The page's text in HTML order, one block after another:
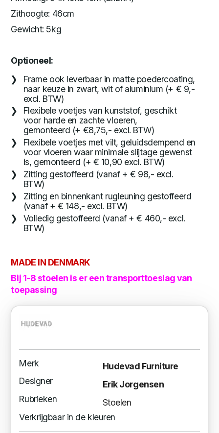
Zithoogte: 46cm
Gewicht: 5kg
Optioneel:
Frame ook leverbaar in matte poedercoating,
naar keuze in zwart, wit of aluminium (+ € 9,-
excl. BTW)
Flexibele voetjes van kunststof, geschikt
voor harde en zachte vloeren,
gemonteerd (+ €8,75,- excl. BTW)
Flexibele voetjes met vilt, geluidsdempend en
voor vloeren waar minimale slijtage gewenst
is, gemonteerd (+ € 10,90 excl. BTW)
Zitting gestoffeerd (vanaf + € 98,- excl.
BTW)
Zitting en binnenkant rugleuning gestoffeerd
(vanaf + € 148,- excl. BTW)
Volledig gestoffeerd (vanaf + € 460,- excl.
BTW)
MADE IN DENMARK
Bij 1-8 stoelen is er een transporttoeslag van
toepassing
Merk
Hudevad Furniture
Designer
Erik Jorgensen
Rubrieken
Stoelen
Verkrijgbaar in de kleuren